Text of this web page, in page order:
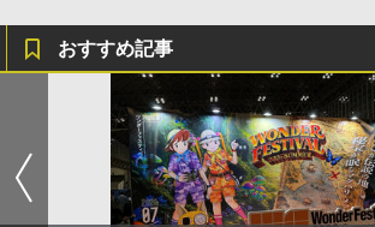
おすすめ記事